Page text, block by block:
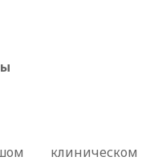
клиническом